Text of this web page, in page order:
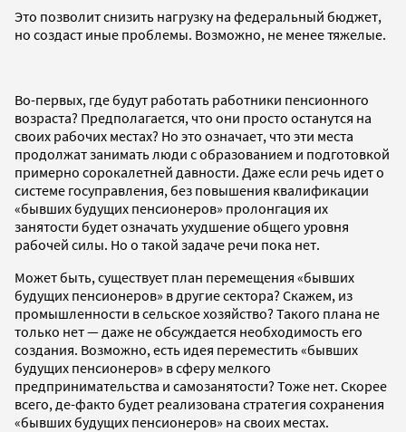
Это позволит снизить нагрузку на федеральный бюджет,
но создаст иные проблемы. Возможно, не менее тяжелые.
Во-первых, где будут работать работники пенсионного
возраста? Предполагается, что они просто останутся на
своих рабочих местах? Но это означает, что эти места
продолжат занимать люди с образованием и подготовкой
примерно сорокалетней давности. Даже если речь идет о
системе госуправления, без повышения квалификации
«бывших будущих пенсионеров» пролонгация их
занятости будет означать ухудшение общего уровня
рабочей силы. Но о такой задаче речи пока нет.
Может быть, существует план перемещения «бывших
будущих пенсионеров» в другие сектора? Скажем, из
промышленности в сельское хозяйство? Такого плана не
только нет — даже не обсуждается необходимость его
создания. Возможно, есть идея переместить «бывших
будущих пенсионеров» в сферу мелкого
предпринимательства и самозанятости? Тоже нет. Скорее
всего, де-факто будет реализована стратегия сохранения
«бывших будущих пенсионеров» на своих местах.